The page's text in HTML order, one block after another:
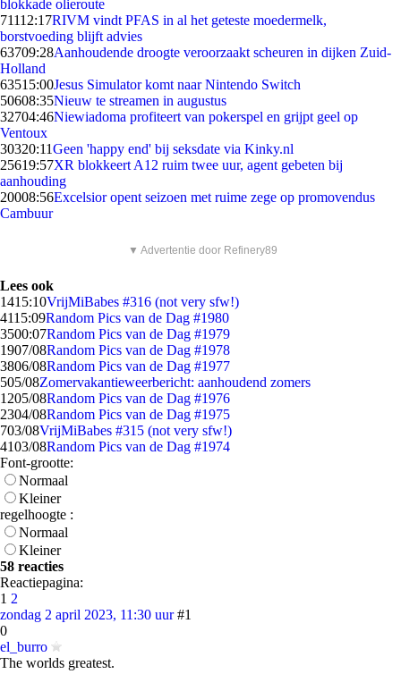
blokkade olieroute
71112:17RIVM vindt PFAS in al het geteste moedermelk,
borstvoeding blijft advies
63709:28Aanhoudende droogte veroorzaakt scheuren in dijken Zuid-
Holland
63515:00Jesus Simulator komt naar Nintendo Switch
50608:35Nieuw te streamen in augustus
32704:46Niewiadoma profiteert van pokerspel en grijpt geel op
Ventoux
30320:11Geen 'happy end' bij seksdate via Kinky.nl
25619:57XR blokkeert A12 ruim twee uur, agent gebeten bij
aanhouding
20008:56Excelsior opent seizoen met ruime zege op promovendus
Cambuur
▼ Advertentie door Refinery89
Lees ook
1415:10VrijMiBabes #316 (not very sfw!)
4115:09Random Pics van de Dag #1980
3500:07Random Pics van de Dag #1979
1907/08Random Pics van de Dag #1978
3806/08Random Pics van de Dag #1977
505/08Zomervakantieweerbericht: aanhoudend zomers
1205/08Random Pics van de Dag #1976
2304/08Random Pics van de Dag #1975
703/08VrijMiBabes #315 (not very sfw!)
4103/08Random Pics van de Dag #1974
Font-grootte:
Normaal
Kleiner
regelhoogte :
Normaal
Kleiner
58 reacties
Reactiepagina:
1 2
zondag 2 april 2023, 11:30 uur #1
0
el_burro
The worlds greatest.